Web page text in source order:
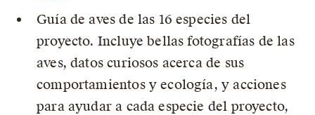
Guía de aves de las 16 especies del
proyecto. Incluye bellas fotografías de las
aves, datos curiosos acerca de sus
comportamientos y ecología, y acciones
para ayudar a cada especie del proyecto,